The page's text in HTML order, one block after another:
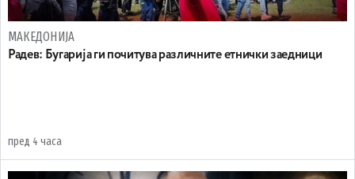
МАКЕДОНИЈА
Радев: Бугарија ги почитува различните етнички заедници
пред 4 часа